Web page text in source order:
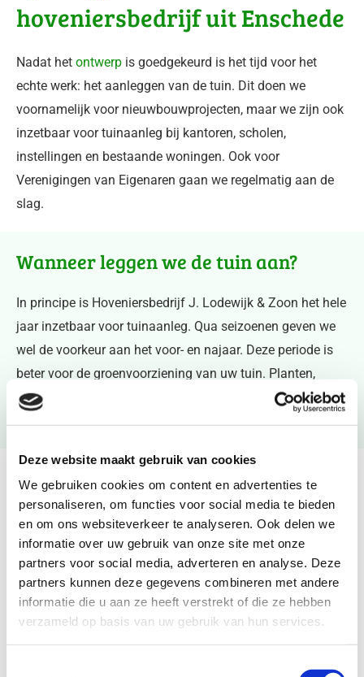
Deze website maakt gebruik van cookies
We gebruiken cookies om content en advertenties te
personaliseren, om functies voor social media te bieden
en om ons websiteverkeer te analyseren. Ook delen we
informatie over uw gebruik van onze site met onze
partners voor social media, adverteren en analyse. Deze
partners kunnen deze gegevens combineren met andere
informatie die u aan ze heeft verstrekt of die ze hebben
verzameld op basis van uw gebruik van hun services.
hoveniersbedrijf uit Enschede
Nadat het ontwerp is goedgekeurd is het tijd voor het
echte werk: het aanleggen van de tuin. Dit doen we
voornamelijk voor nieuwbouwprojecten, maar we zijn ook
inzetbaar voor tuinaanleg bij kantoren, scholen,
instellingen en bestaande woningen. Ook voor
Verenigingen van Eigenaren gaan we regelmatig aan de
slag.
Wanneer leggen we de tuin aan?
In principe is Hoveniersbedrijf J. Lodewijk & Zoon het hele
jaar inzetbaar voor tuinaanleg. Qua seizoenen geven we
wel de voorkeur aan het voor- en najaar. Deze periode is
beter voor de groenvoorziening van uw tuin. Planten,
bloemen, bomen en hagen ontwikkelen zich beter als ze in
Tuin bestraten
Hoveniersbedrijf J. Lodewijk & Zoon is gespecialiseerd in
onder andere het aanleggen van bestrating. Wilt u een
deel van de tuin bestraten? In overleg met u kiezen we de
bestrating die past bij de inrichting van de tuin en bij uw
wensen. Er zijn tegenwoordig zoveel mogelijkheden, niet